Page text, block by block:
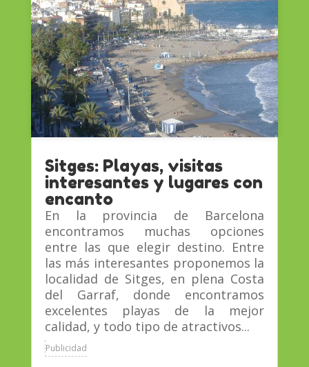
Sitges: Playas, visitas
interesantes y lugares con
encanto
En la provincia de Barcelona
encontramos muchas opciones
entre las que elegir destino. Entre
las más interesantes proponemos la
localidad de Sitges, en plena Costa
del Garraf, donde encontramos
excelentes playas de la mejor
calidad, y todo tipo de atractivos...
Publicidad